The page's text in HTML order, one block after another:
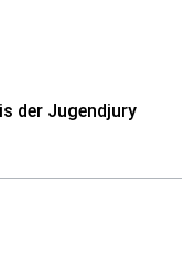
der Jugendjury